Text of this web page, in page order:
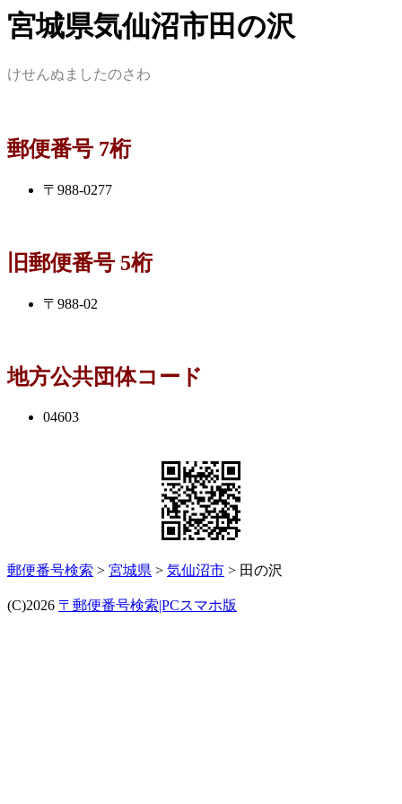
宮城県気仙沼市田の沢
けせんぬましたのさわ
郵便番号 7桁
〒988-0277
旧郵便番号 5桁
〒988-02
地方公共団体コード
04603
郵便番号検索 > 宮城県 > 気仙沼市 > 田の沢
(C)2026 〒郵便番号検索|PCスマホ版